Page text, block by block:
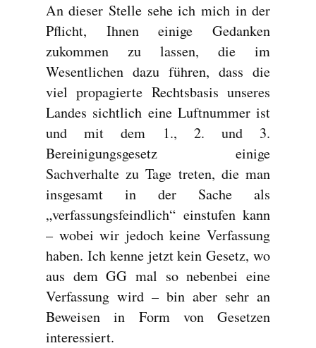
An dieser Stelle sehe ich mich in der
Pflicht, Ihnen einige Gedanken
zukommen zu lassen, die im
Wesentlichen dazu führen, dass die
viel propagierte Rechtsbasis unseres
Landes sichtlich eine Luftnummer ist
und mit dem 1., 2. und 3.
Bereinigungsgesetz einige
Sachverhalte zu Tage treten, die man
insgesamt in der Sache als
„verfassungsfeindlich“ einstufen kann
– wobei wir jedoch keine Verfassung
haben. Ich kenne jetzt kein Gesetz, wo
aus dem GG mal so nebenbei eine
Verfassung wird – bin aber sehr an
Beweisen in Form von Gesetzen
interessiert.